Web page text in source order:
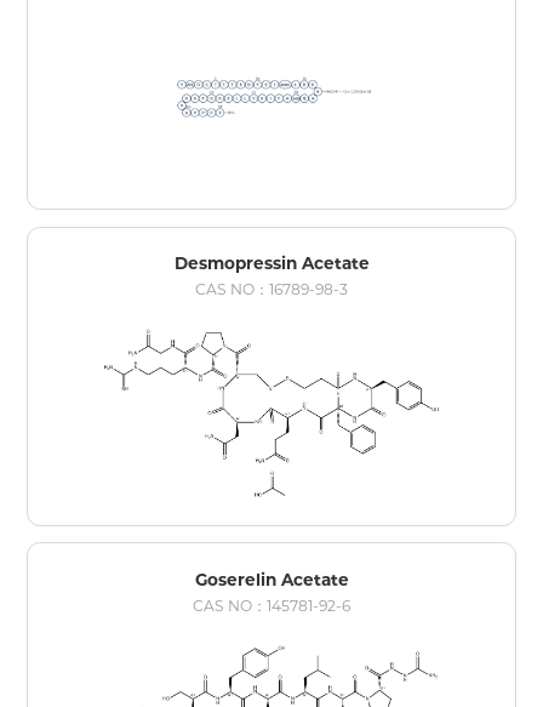
Desmopressin Acetate
CAS NO：16789-98-3
Goserelin Acetate
CAS NO：145781-92-6